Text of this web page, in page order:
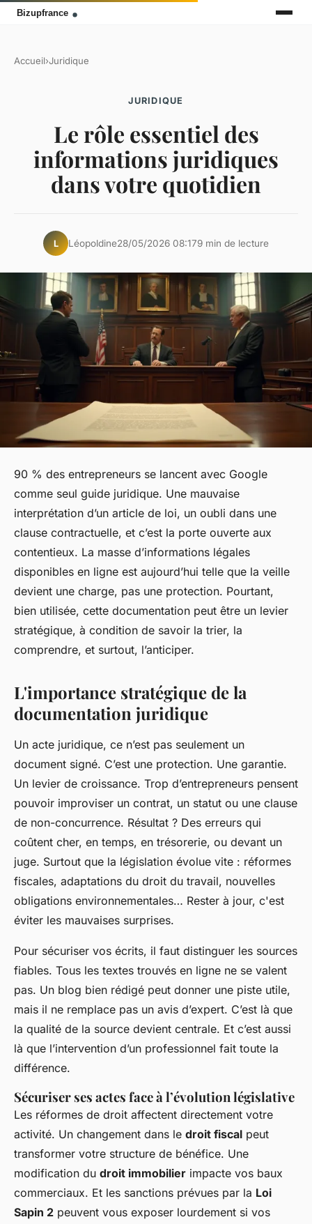
Accueil›Juridique
JURIDIQUE
Le rôle essentiel des
informations juridiques
dans votre quotidien
L Léopoldine28/05/2026 08:179 min de lecture
90 % des entrepreneurs se lancent avec Google
comme seul guide juridique. Une mauvaise
interprétation d’un article de loi, un oubli dans une
clause contractuelle, et c’est la porte ouverte aux
contentieux. La masse d’informations légales
disponibles en ligne est aujourd’hui telle que la veille
devient une charge, pas une protection. Pourtant,
bien utilisée, cette documentation peut être un levier
stratégique, à condition de savoir la trier, la
comprendre, et surtout, l’anticiper.
L'importance stratégique de la
documentation juridique
Un acte juridique, ce n’est pas seulement un
document signé. C’est une protection. Une garantie.
Un levier de croissance. Trop d’entrepreneurs pensent
pouvoir improviser un contrat, un statut ou une clause
de non-concurrence. Résultat ? Des erreurs qui
coûtent cher, en temps, en trésorerie, ou devant un
juge. Surtout que la législation évolue vite : réformes
fiscales, adaptations du droit du travail, nouvelles
obligations environnementales… Rester à jour, c'est
éviter les mauvaises surprises.
Pour sécuriser vos écrits, il faut distinguer les sources
fiables. Tous les textes trouvés en ligne ne se valent
pas. Un blog bien rédigé peut donner une piste utile,
mais il ne remplace pas un avis d’expert. C’est là que
la qualité de la source devient centrale. Et c’est aussi
là que l’intervention d’un professionnel fait toute la
différence.
Sécuriser ses actes face à l’évolution législative
Les réformes de droit affectent directement votre
activité. Un changement dans le droit fiscal peut
transformer votre structure de bénéfice. Une
modification du droit immobilier impacte vos baux
commerciaux. Et les sanctions prévues par la Loi
Sapin 2 peuvent vous exposer lourdement si vos